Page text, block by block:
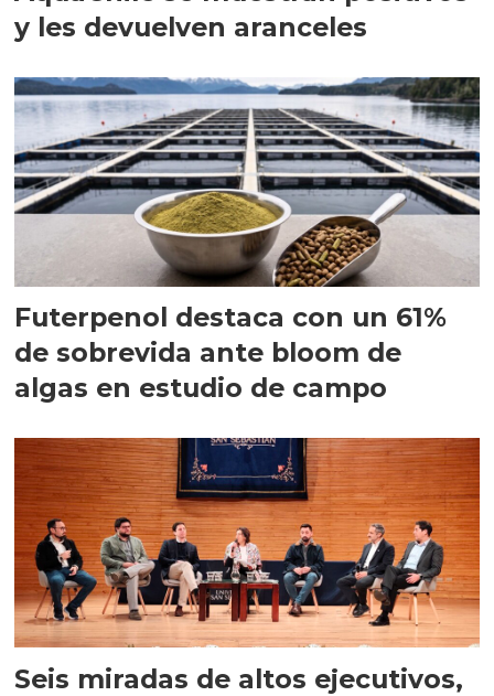
y les devuelven aranceles
Futerpenol destaca con un 61%
de sobrevida ante bloom de
algas en estudio de campo
Seis miradas de altos ejecutivos,